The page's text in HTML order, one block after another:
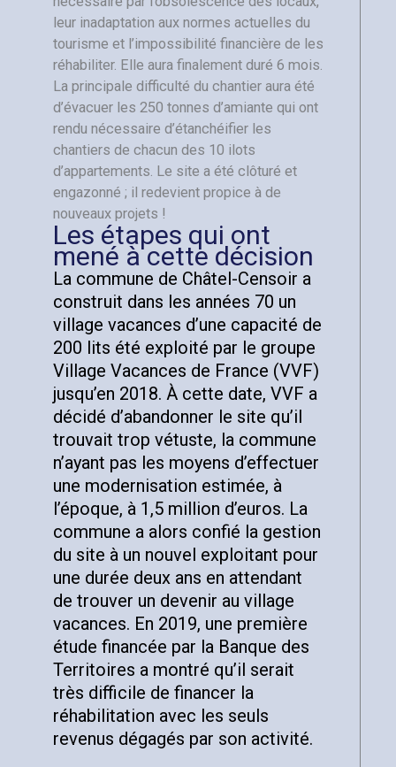
leur inadaptation aux normes actuelles du
tourisme et l’impossibilité financière de les
réhabiliter. Elle aura finalement duré 6 mois.
La principale difficulté du chantier aura été
d’évacuer les 250 tonnes d’amiante qui ont
rendu nécessaire d’étanchéifier les
chantiers de chacun des 10 ilots
d’appartements. Le site a été clôturé et
engazonné ; il redevient propice à de
nouveaux projets !
Les étapes qui ont
mené à cette décision
La commune de Châtel-Censoir a
construit dans les années 70 un
village vacances d’une capacité de
200 lits été exploité par le groupe
Village Vacances de France (VVF)
jusqu’en 2018. À cette date, VVF a
décidé d’abandonner le site qu’il
trouvait trop vétuste, la commune
n’ayant pas les moyens d’effectuer
une modernisation estimée, à
l’époque, à 1,5 million d’euros. La
commune a alors confié la gestion
du site à un nouvel exploitant pour
une durée deux ans en attendant
de trouver un devenir au village
vacances. En 2019, une première
étude financée par la Banque des
Territoires a montré qu’il serait
très difficile de financer la
réhabilitation avec les seuls
revenus dégagés par son activité.